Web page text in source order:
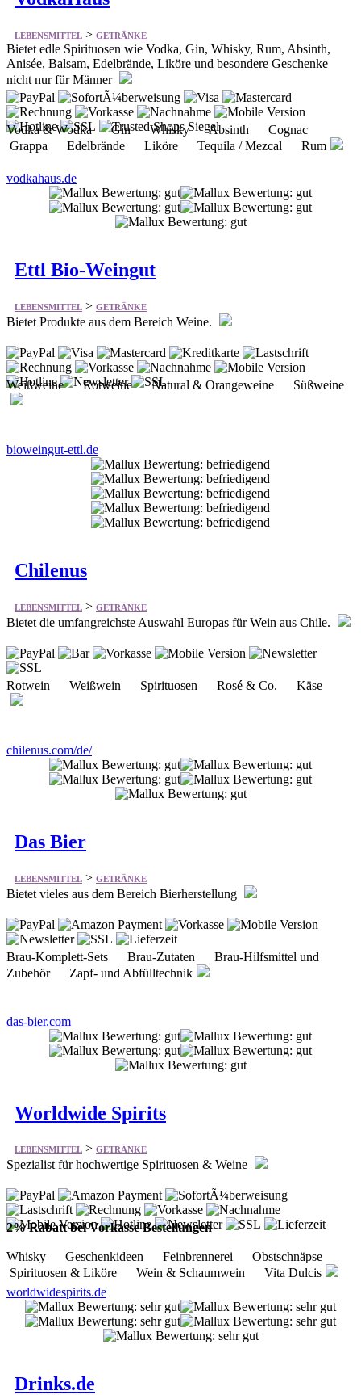
LEBENSMITTEL > GETRÄNKE
Bietet edle Spirituosen wie Vodka, Gin, Whisky, Rum, Absinth,
Anisée, Balsam, Edelbrände, Liköre und besondere Geschenke
nicht nur für Männer
Vodka & Wodka Gin Whisky Absinth Cognac
Grappa Edelbrände Liköre Tequila / Mezcal Rum
vodkahaus.de
Ettl Bio-Weingut
LEBENSMITTEL > GETRÄNKE
Bietet Produkte aus dem Bereich Weine.
Weißweine Rotweine Natural & Orangeweine Süßweine
bioweingut-ettl.de
Chilenus
LEBENSMITTEL > GETRÄNKE
Bietet die umfangreichste Auswahl Europas für Wein aus Chile.
Rotwein Weißwein Spirituosen Rosé & Co. Käse
chilenus.com/de/
Das Bier
LEBENSMITTEL > GETRÄNKE
Bietet vieles aus dem Bereich Bierherstellung
Brau-Komplett-Sets Brau-Zutaten Brau-Hilfsmittel und
Zubehör Zapf- und Abfülltechnik
das-bier.com
Worldwide Spirits
LEBENSMITTEL > GETRÄNKE
Spezialist für hochwertige Spirituosen & Weine
2% Rabatt bei Vorkasse Bestellungen
Whisky Geschenkideen Feinbrennerei Obstschnäpse
Spirituosen & Liköre Wein & Schaumwein Vita Dulcis
worldwidespirits.de
Drinks.de